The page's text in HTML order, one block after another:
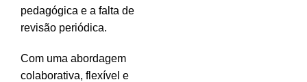
pedagógica e a falta de
revisão periódica.
Com uma abordagem
colaborativa, flexível e